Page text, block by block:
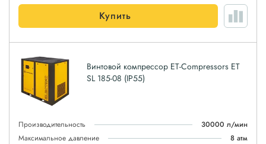
Купить
Винтовой компрессор ET-Compressors ET
SL 185-08 (IP55)
Производительность
30000 л/мин
Максимальное давление
8 атм